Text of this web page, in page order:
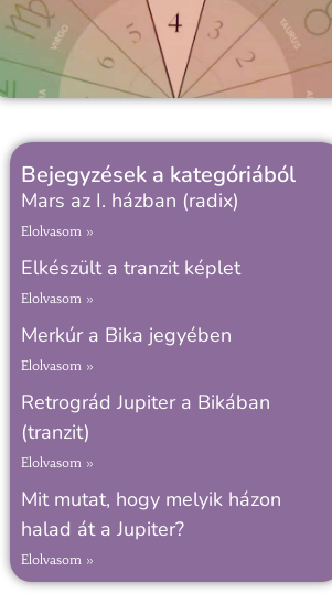
Bejegyzések a kategóriából
Mars az I. házban (radix)
Elolvasom »
Elkészült a tranzit képlet
Elolvasom »
Merkúr a Bika jegyében
Elolvasom »
Retrográd Jupiter a Bikában
(tranzit)
Elolvasom »
Mit mutat, hogy melyik házon
halad át a Jupiter?
Elolvasom »